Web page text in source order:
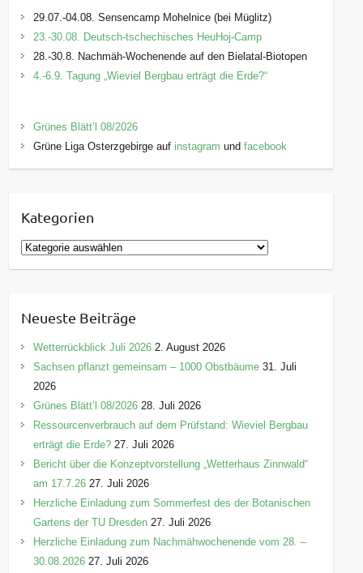
29.07.-04.08. Sensencamp Mohelnice (bei Müglitz)
23.-30.08. Deutsch-tschechisches HeuHoj-Camp
28.-30.8. Nachmäh-Wochenende auf den Bielatal-Biotopen
4.-6.9. Tagung „Wieviel Bergbau erträgt die Erde?“
Grünes Blätt’l 08/2026
Grüne Liga Osterzgebirge auf instagram undfacebook
Kategorien
K
a
g
o
r
e
n
Neueste Beiträge
Wetterrückblick Juli 2026 2. August 2026
Sachsen pflanzt gemeinsam – 1000 Obstbäume 31. Juli
2026
Grünes Blätt’l 08/2026 28. Juli 2026
Ressourcenverbrauch auf dem Prüfstand: Wieviel Bergbau
erträgt die Erde? 27. Juli 2026
Bericht über die Konzeptvorstellung „Wetterhaus Zinnwald“
am 17.7.26 27. Juli 2026
Herzliche Einladung zum Sommerfest des der Botanischen
Gartens der TU Dresden 27. Juli 2026
Herzliche Einladung zum Nachmähwochenende vom 28. –
30.08.2026 27. Juli 2026